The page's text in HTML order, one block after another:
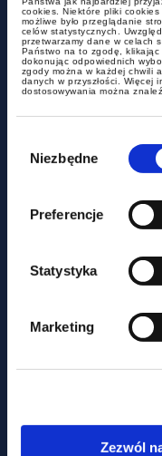
cookies. Niektóre pliki
możliwe było przeglądanie
celów statystycznych.
przetwarzamy dane w celach
Państwo na to zgodę,
dokonując odpowiednich
zgody można w każdej chwili
danych w przyszłości. Więcej
dostosowywania można
zgody
Niezbędne
Preferencje
Statystyka
Marketing
Zezwól
alerty
Duże zmiany
nowelizacja
Nadchodzą